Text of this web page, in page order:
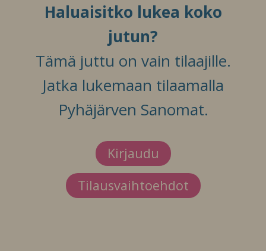
Haluaisitko lukea koko
jutun?
Tämä juttu on vain tilaajille.
Jatka lukemaan tilaamalla
Pyhäjärven Sanomat.
Kirjaudu
Tilausvaihtoehdot